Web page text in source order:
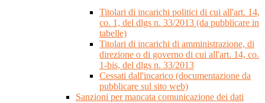
Titolari di incarichi politici di cui all'art. 14,
co. 1, del dlgs n. 33/2013 (da pubblicare in
tabelle)
Titolari di incarichi di amministrazione, di
direzione o di governo di cui all'art. 14, co.
1-bis, del dlgs n. 33/2013
Cessati dall'incarico (documentazione da
pubblicare sul sito web)
Sanzioni per mancata comunicazione dei dati